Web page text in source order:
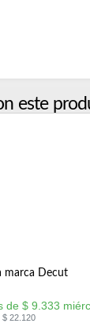
este
marca Decut
de $ 9.333
$ 22.120